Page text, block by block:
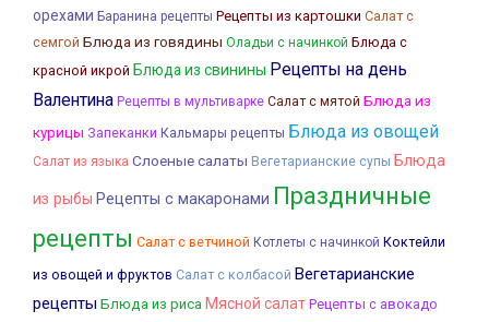
орехами Баранина рецепты Рецепты из картошки Салат с
семгой Блюда из говядины Оладьи с начинкой Блюда с
красной икрой Блюда из свинины Рецепты на день
Валентина Рецепты в мультиварке Салат с мятой Блюда из
курицы Запеканки Кальмары рецепты Блюда из овощей
Салат из языка Слоеные салаты Вегетарианские супы Блюда
из рыбы Рецепты с макаронами Праздничные
рецепты Салат с ветчиной Котлеты с начинкой Коктейли
из овощей и фруктов Салат с колбасой Вегетарианские
рецепты Блюда из риса Мясной салат Рецепты с авокадо